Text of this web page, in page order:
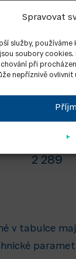
Spravovat
služby,
soubory
při
nepříznivě
1 089
1 699
2 289
v tabulce